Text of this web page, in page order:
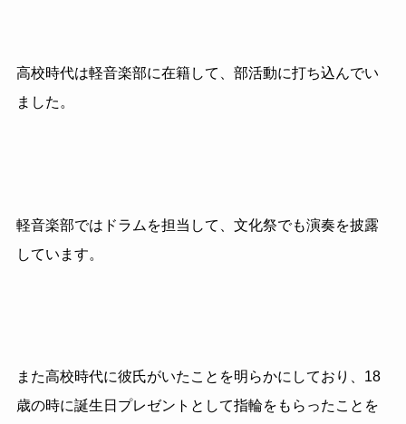
高校時代は軽音楽部に在籍して、部活動に打ち込んでい
ました。
軽音楽部ではドラムを担当して、文化祭でも演奏を披露
しています。
また高校時代に彼氏がいたことを明らかにしており、 18
歳の時に誕生日プレゼントとして指輪をもらったことを